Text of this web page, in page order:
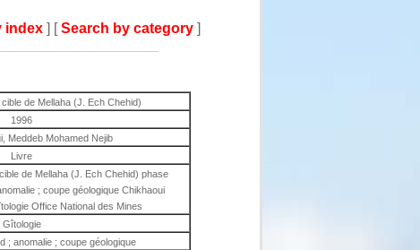
index ] [Search by category ]
de Mellaha (J. Ech Chehid)
1996
Meddeb Mohamed Nejib
Livre
de Mellaha (J. Ech Chehid) phase
; coupe géologique Chikhaoui
Office National des Mines
Gîtologie
; anomalie ; coupe géologique